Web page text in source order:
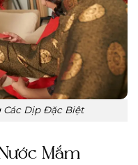
Các Dịp Đặc Biệt
Mắm